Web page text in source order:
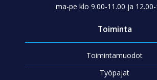
ma-pe klo 9.00-11.00 ja 12.00-
Toiminta
Toimintamuodot
Työpajat